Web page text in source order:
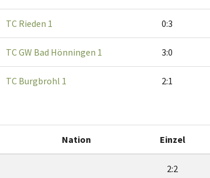
TC Rieden 1 0:3
TC GW Bad Hönningen 1 3:0
TC Burgbrohl 1 2:1
Nation Einzel
2:2